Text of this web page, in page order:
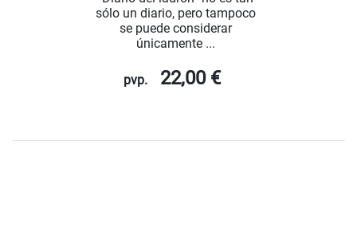
sólo un diario, pero tampoco
se puede considerar
únicamente ...
pvp. 22,00 €